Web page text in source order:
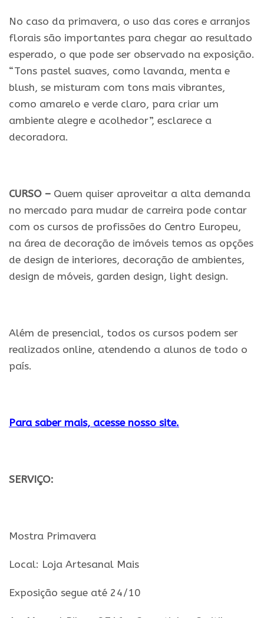
No caso da primavera, o uso das cores e arranjos
florais são importantes para chegar ao resultado
esperado, o que pode ser observado na exposição.
“Tons pastel suaves, como lavanda, menta e
blush, se misturam com tons mais vibrantes,
como amarelo e verde claro, para criar um
ambiente alegre e acolhedor”, esclarece a
decoradora.
CURSO – Quem quiser aproveitar a alta demanda
no mercado para mudar de carreira pode contar
com os cursos de profissões do Centro Europeu,
na área de decoração de imóveis temos as opções
de design de interiores, decoração de ambientes,
design de móveis, garden design, light design.
Além de presencial, todos os cursos podem ser
realizados online, atendendo a alunos de todo o
país.
Parasaber mais, acesse nosso site.
SERVIÇO:
Mostra Primavera
Local: Loja Artesanal Mais
Exposição segue até 24/10